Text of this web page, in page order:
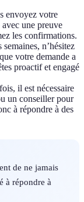
envoyez votre
une preuve
les confirmations.
n’hésitez
votre demande a
proactif et engagé
il est nécessaire
un conseiller pour
à répondre à des
de ne jamais
à répondre à